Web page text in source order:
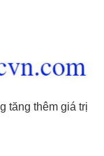
tăng thêm giá trị